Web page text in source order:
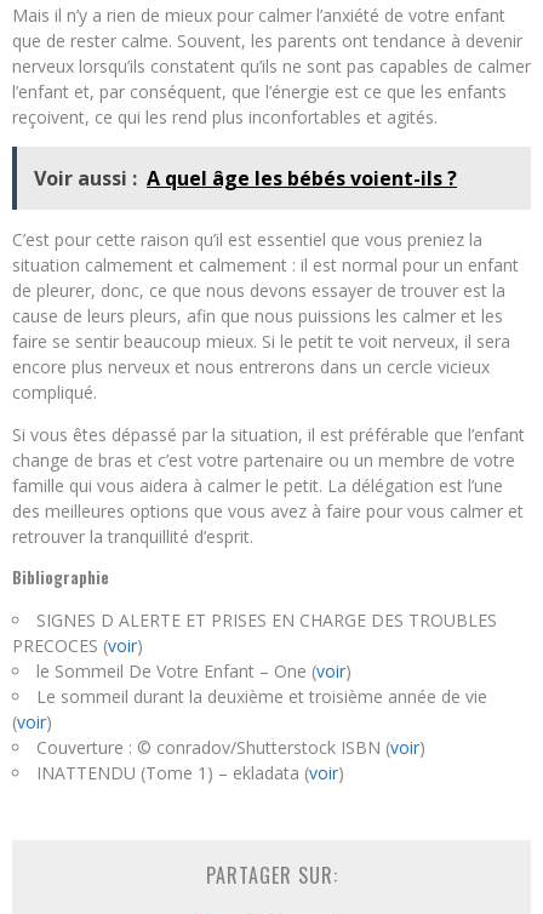
Mais il n’y a rien de mieux pour calmer l’anxiété de votre enfant
que de rester calme. Souvent, les parents ont tendance à devenir
nerveux lorsqu’ils constatent qu’ils ne sont pas capables de calmer
l’enfant et, par conséquent, que l’énergie est ce que les enfants
reçoivent, ce qui les rend plus inconfortables et agités.
Voir aussi : A quel âge les bébés voient-ils ?
C’est pour cette raison qu’il est essentiel que vous preniez la
situation calmement et calmement : il est normal pour un enfant
de pleurer, donc, ce que nous devons essayer de trouver est la
cause de leurs pleurs, afin que nous puissions les calmer et les
faire se sentir beaucoup mieux. Si le petit te voit nerveux, il sera
encore plus nerveux et nous entrerons dans un cercle vicieux
compliqué.
Si vous êtes dépassé par la situation, il est préférable que l’enfant
change de bras et c’est votre partenaire ou un membre de votre
famille qui vous aidera à calmer le petit. La délégation est l’une
des meilleures options que vous avez à faire pour vous calmer et
retrouver la tranquillité d’esprit.
Bibliographie
SIGNES D ALERTE ET PRISES EN CHARGE DES TROUBLES
PRECOCES (voir)
le Sommeil De Votre Enfant – One (voir)
Le sommeil durant la deuxième et troisième année de vie
(voir)
Couverture : © conradov/Shutterstock ISBN (voir)
INATTENDU (Tome 1) – ekladata (voir)
PARTAGER SUR: